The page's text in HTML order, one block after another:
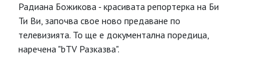
Радиана Божикова - красивата репортерка на Би
Ти Ви, започва свое ново предаване по
телевизията. То ще е документална поредица,
наречена "bTV Разказва".